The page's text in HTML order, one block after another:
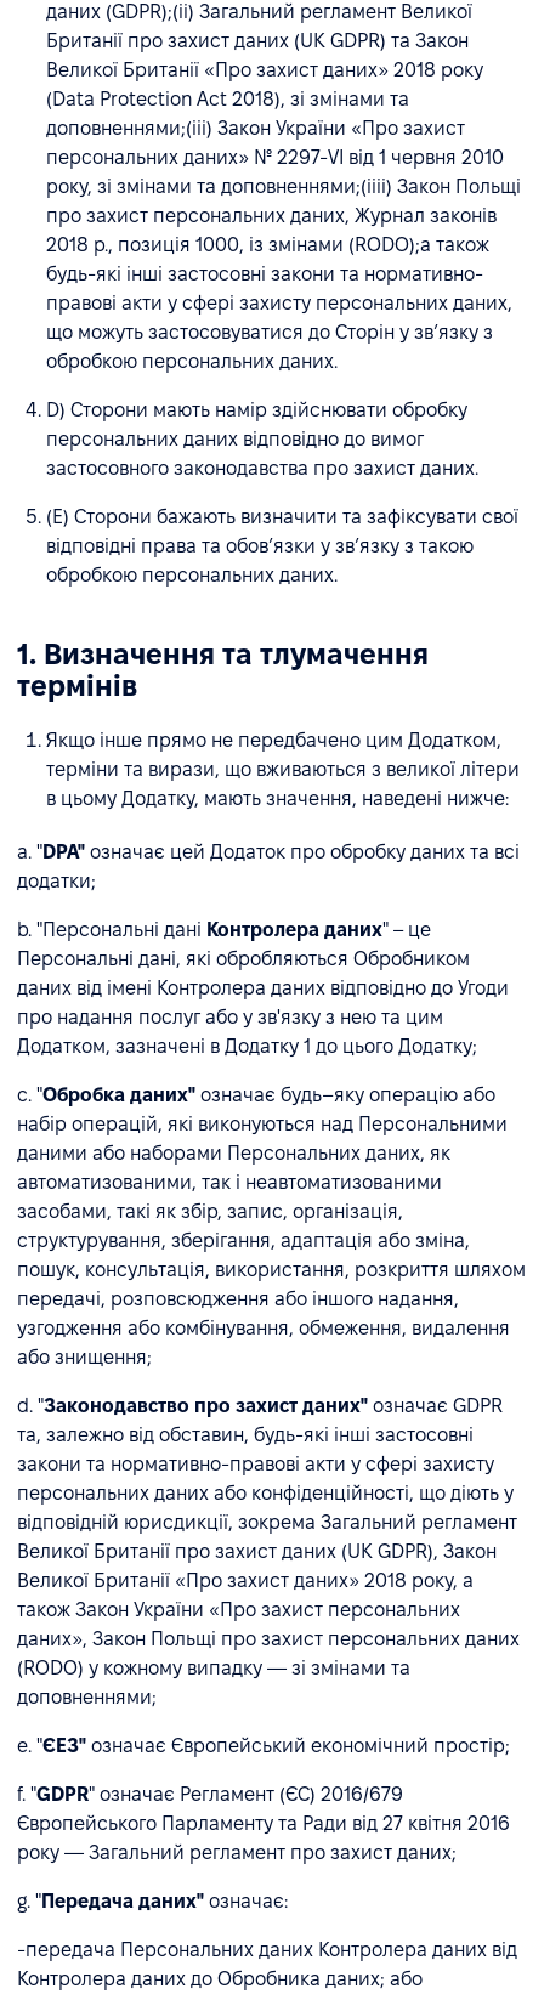
даних (GDPR);(ii) Загальний регламент Великої
Британії про захист даних (UK GDPR) та Закон
Великої Британії «Про захист даних» 2018 року
(Data Protection Act 2018), зі змінами та
доповненнями;(iii) Закон України «Про захист
персональних даних» № 2297-VI від 1 червня 2010
року, зі змінами та доповненнями;(iiii) Закон Польщі
про захист персональних даних, Журнал законів
2018 р., позиція 1000, із змінами (RODO);а також
будь-які інші застосовні закони та нормативно-
правові акти у сфері захисту персональних даних,
що можуть застосовуватися до Сторін у зв’язку з
обробкою персональних даних.
D) Сторони мають намір здійснювати обробку
персональних даних відповідно до вимог
застосовного законодавства про захист даних.
(E) Сторони бажають визначити та зафіксувати свої
відповідні права та обов’язки у зв’язку з такою
обробкою персональних даних.
1. Визначення та тлумачення
термінів
Якщо інше прямо не передбачено цим Додатком,
терміни та вирази, що вживаються з великої літери
в цьому Додатку, мають значення, наведені нижче:
a. "DPA" означає цей Додаток про обробку даних та всі
додатки;
b. "Персональні дані Контролера даних" – це
Персональні дані, які обробляються Обробником
даних від імені Контролера даних відповідно до Угоди
про надання послуг або у зв'язку з нею та цим
Додатком, зазначені в Додатку 1 до цього Додатку;
c. "Обробка даних" означає будь–яку операцію або
набір операцій, які виконуються над Персональними
даними або наборами Персональних даних, як
автоматизованими, так і неавтоматизованими
засобами, такі як збір, запис, організація,
структурування, зберігання, адаптація або зміна,
пошук, консультація, використання, розкриття шляхом
передачі, розповсюдження або іншого надання,
узгодження або комбінування, обмеження, видалення
або знищення;
d. "Законодавство про захист даних" означає GDPR
та, залежно від обставин, будь-які інші застосовні
закони та нормативно-правові акти у сфері захисту
персональних даних або конфіденційності, що діють у
відповідній юрисдикції, зокрема Загальний регламент
Великої Британії про захист даних (UK GDPR), Закон
Великої Британії «Про захист даних» 2018 року, а
також Закон України «Про захист персональних
даних», Закон Польщі про захист персональних даних
(RODO) у кожному випадку — зі змінами та
доповненнями;
e. "ЄЕЗ" означає Європейський економічний простір;
f. "GDPR" означає Регламент (ЄС) 2016/679
Європейського Парламенту та Ради від 27 квітня 2016
року — Загальний регламент про захист даних;
g. "Передача даних" означає:
-передача Персональних даних Контролера даних від
Контролера даних до Обробника даних; або